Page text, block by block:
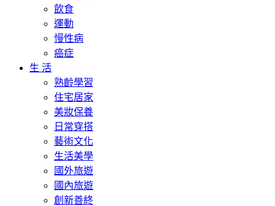
飲食
運動
慢性病
癌症
生 活
熟齡學習
住宅居家
美妝保養
日常穿搭
藝術文化
生活美學
國外旅遊
國內旅遊
創新善終